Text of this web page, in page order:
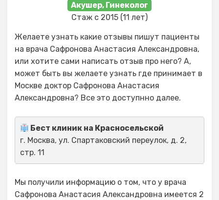
Акушер, Гинеколог
Стаж с 2015 (11 лет)
Желаете узнать какие отзывы пишут пациенты
на врача Сафронова Анастасия Александровна,
или хотите сами написать отзыв про него? А,
может быть вы желаете узнать где принимает в
Москве доктор Сафронова Анастасия
Александровна? Все это доступнно далее.
Бест клиник на Красносельской
г. Москва, ул. Спартаковский переулок, д. 2,
стр. 11
Мы получили информацию о том, что у врача
Сафронова Анастасия Александровна имеется 2